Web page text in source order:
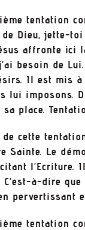
Dieu, jette-
affronte ici
besoin de
Il est mis à
lui imposons.
place.
tentation, il
Sainte. Le
l’Ecriture.
C’est-à-dire
pervertissant